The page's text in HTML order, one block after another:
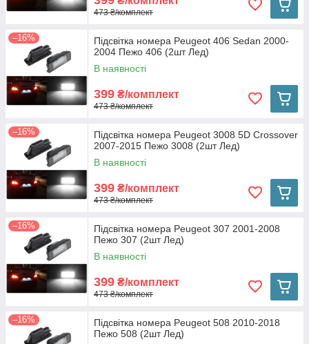
473 ₴/комплект
–16%
Підсвітка номера Peugeot 406 Sedan 2000-
2004 Пежо 406 (2шт Лед)
В наявності
399 ₴/комплект
473 ₴/комплект
–16%
Підсвітка номера Peugeot 3008 5D Crossover
2007-2015 Пежо 3008 (2шт Лед)
В наявності
399 ₴/комплект
473 ₴/комплект
–16%
Підсвітка номера Peugeot 307 2001-2008
Пежо 307 (2шт Лед)
В наявності
399 ₴/комплект
473 ₴/комплект
–16%
Підсвітка номера Peugeot 508 2010-2018
Пежо 508 (2шт Лед)